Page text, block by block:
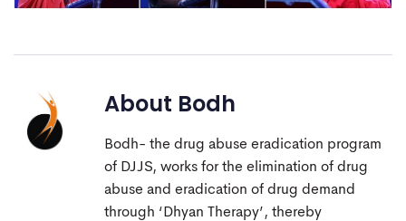
About Bodh
Bodh- the drug abuse eradication program
of DJJS, works for the elimination of drug
abuse and eradication of drug demand
through ‘Dhyan Therapy’, thereby